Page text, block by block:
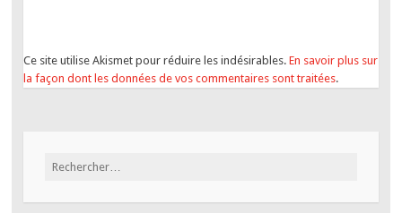
Ce site utilise Akismet pour réduire les indésirables. En savoir plus sur
la façon dont les données de vos commentaires sont traitées.
Rechercher :